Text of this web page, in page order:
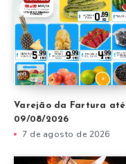
Varejão da Fartura até
09/08/2026
7 de agosto de 2026